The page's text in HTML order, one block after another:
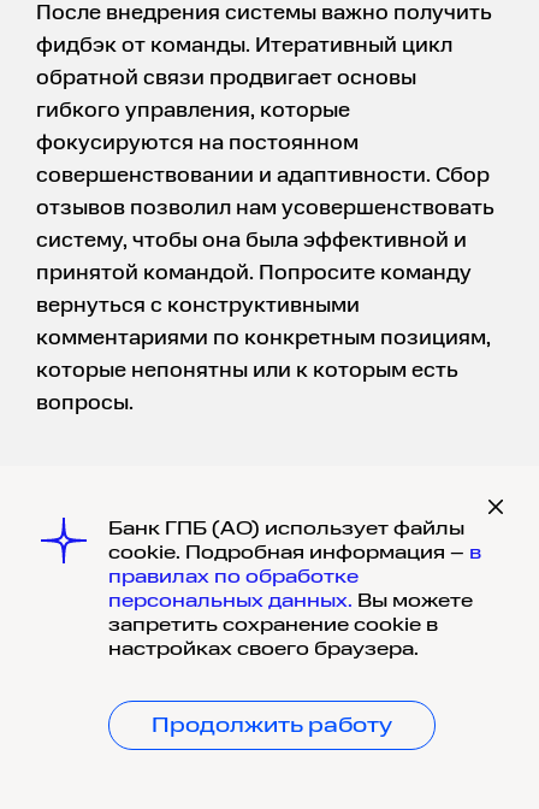
После внедрения системы важно получить
фидбэк от команды. Итеративный цикл
обратной связи продвигает основы
гибкого управления, которые
фокусируются на постоянном
совершенствовании и адаптивности. Сбор
отзывов позволил нам усовершенствовать
систему, чтобы она была эффективной и
принятой командой. Попросите команду
вернуться с конструктивными
комментариями по конкретным позициям,
которые непонятны или к которым есть
вопросы.
Важно, чтобы команда не
понимала систему роста.
Банк ГПБ (АО) использует файлы
cookie. Подробная информация – в
правилах по обработке
персональных данных. Вы можете
запретить сохранение cookie в
настройках своего браузера.
Продолжить работу